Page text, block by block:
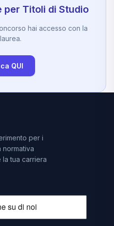
Titoli di Studio
hai accesso con la
QUI
per i
normativa
tua carriera